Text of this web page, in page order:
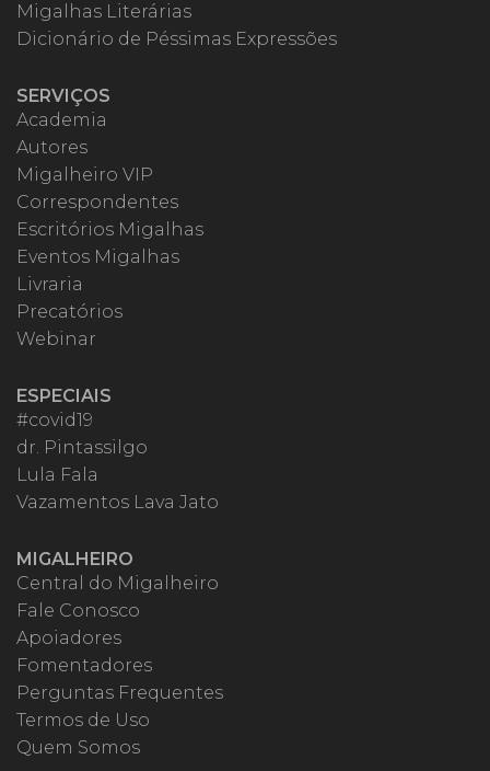
Migalhas Literárias
Dicionário de Péssimas Expressões
SERVIÇOS
Academia
Autores
Migalheiro VIP
Correspondentes
Escritórios Migalhas
Eventos Migalhas
Livraria
Precatórios
Webinar
ESPECIAIS
#covid19
dr. Pintassilgo
Lula Fala
Vazamentos Lava Jato
MIGALHEIRO
Central do Migalheiro
Fale Conosco
Apoiadores
Fomentadores
Perguntas Frequentes
Termos de Uso
Quem Somos